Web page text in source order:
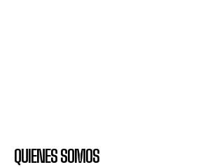
QUIENES SOMOS